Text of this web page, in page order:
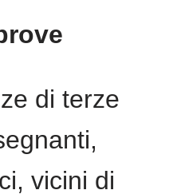
di terze
vicini di